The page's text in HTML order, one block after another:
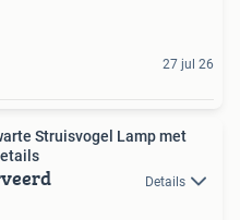
27 jul 26
Struisvogel Lamp met
Details